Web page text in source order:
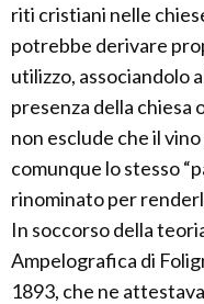
riti cristiani nelle
potrebbe derivare
utilizzo, associandolo
presenza della
non esclude che il
comunque lo stesso
rinominato per
In soccorso della
Ampelografica di
1893, che ne